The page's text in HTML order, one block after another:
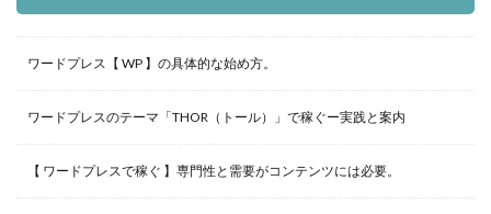
ワードプレス【 WP 】の具体的な始め方。
ワードプレスのテーマ「THOR（トール）」で稼ぐー実践と案内
【 ワードプレスで稼ぐ 】専門性と需要がコンテンツには必要。